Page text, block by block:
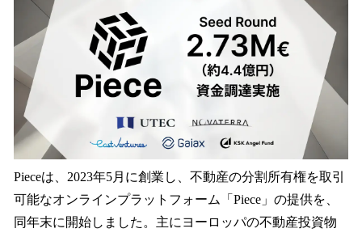
Pieceは、2023年5月に創業し、不動産の分割所有権を取引
可能なオンラインプラットフォーム「Piece」の提供を、
同年末に開始しました。主にヨーロッパの不動産投資物